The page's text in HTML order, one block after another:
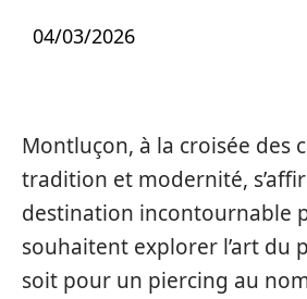
04/03/2026
Montluçon, à la croisée des
tradition et modernité,
destination incontournable
souhaitent explorer l’art du
soit pour un piercing au